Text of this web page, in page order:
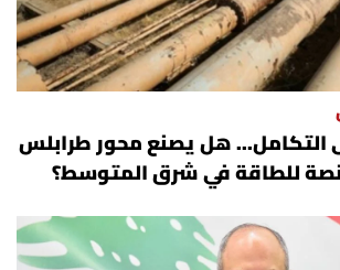
التكامل... هل يصنع محور طرابلس
للطاقة في شرق المتوسط؟